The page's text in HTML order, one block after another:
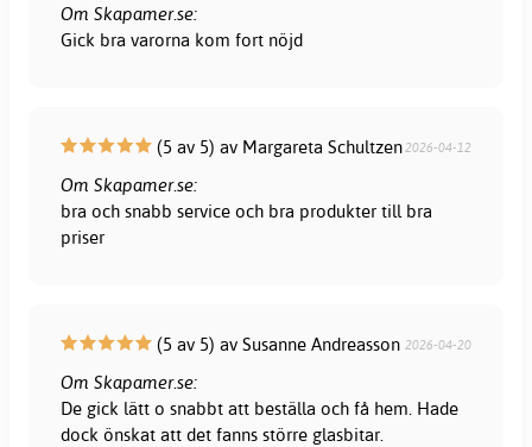
Om Skapamer.se:
Gick bra varorna kom fort nöjd
(5 av 5) av Margareta Schultzen2026-04-12
Om Skapamer.se:
bra och snabb service och bra produkter till bra
priser
(5 av 5) av Susanne Andreasson 2026-04-20
Om Skapamer.se:
De gick lätt o snabbt att beställa och få hem. Hade
dock önskat att det fanns större glasbitar.